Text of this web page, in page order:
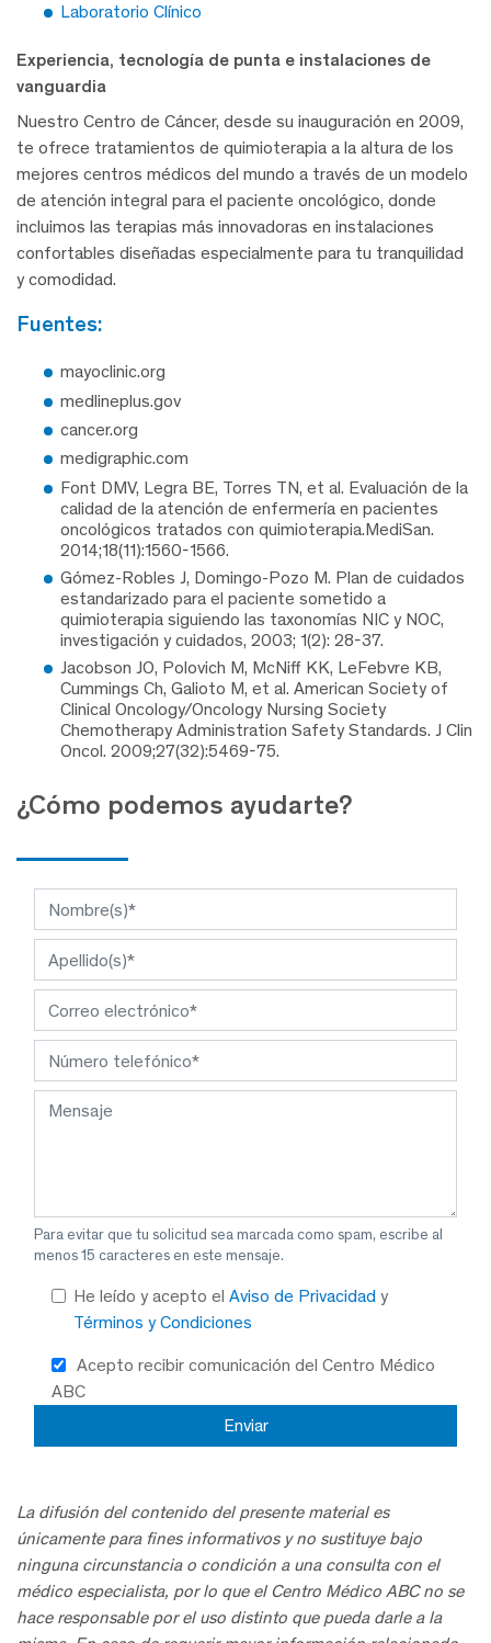
Laboratorio Clínico
Experiencia, tecnología de punta e instalaciones de
vanguardia
Nuestro Centro de Cáncer, desde su inauguración en 2009,
te ofrece tratamientos de quimioterapia a la altura de los
mejores centros médicos del mundo a través de un modelo
de atención integral para el paciente oncológico, donde
incluimos las terapias más innovadoras en instalaciones
confortables diseñadas especialmente para tu tranquilidad
y comodidad.
fuentes:
mayoclinic.org
medlineplus.gov
cancer.org
medigraphic.com
Font DMV, Legra BE, Torres TN, et al. Evaluación de la
calidad de la atención de enfermería en pacientes
oncológicos tratados con quimioterapia.MediSan.
2014;18(11):1560-1566.
Gómez-Robles J, Domingo-Pozo M. Plan de cuidados
estandarizado para el paciente sometido a
quimioterapia siguiendo las taxonomías NIC y NOC,
investigación y cuidados, 2003; 1(2): 28-37.
Jacobson JO, Polovich M, McNiff KK, LeFebvre KB,
Cummings Ch, Galioto M, et al. American Society of
Clinical Oncology/Oncology Nursing Society
Chemotherapy Administration Safety Standards. J Clin
Oncol. 2009;27(32):5469-75.
¿Cómo podemos ayudarte?
Para evitar que tu solicitud sea marcada como spam, escribe al
menos 15 caracteres en este mensaje.
He leído y acepto el Aviso de Privacidad y
Términos y Condiciones
Acepto recibir comunicación del Centro Médico
ABC
La difusión del contenido del presente material es
únicamente para fines informativos y no sustituye bajo
ninguna circunstancia o condición a una consulta con el
médico especialista, por lo que el Centro Médico ABC no se
hace responsable por el uso distinto que pueda darle a la